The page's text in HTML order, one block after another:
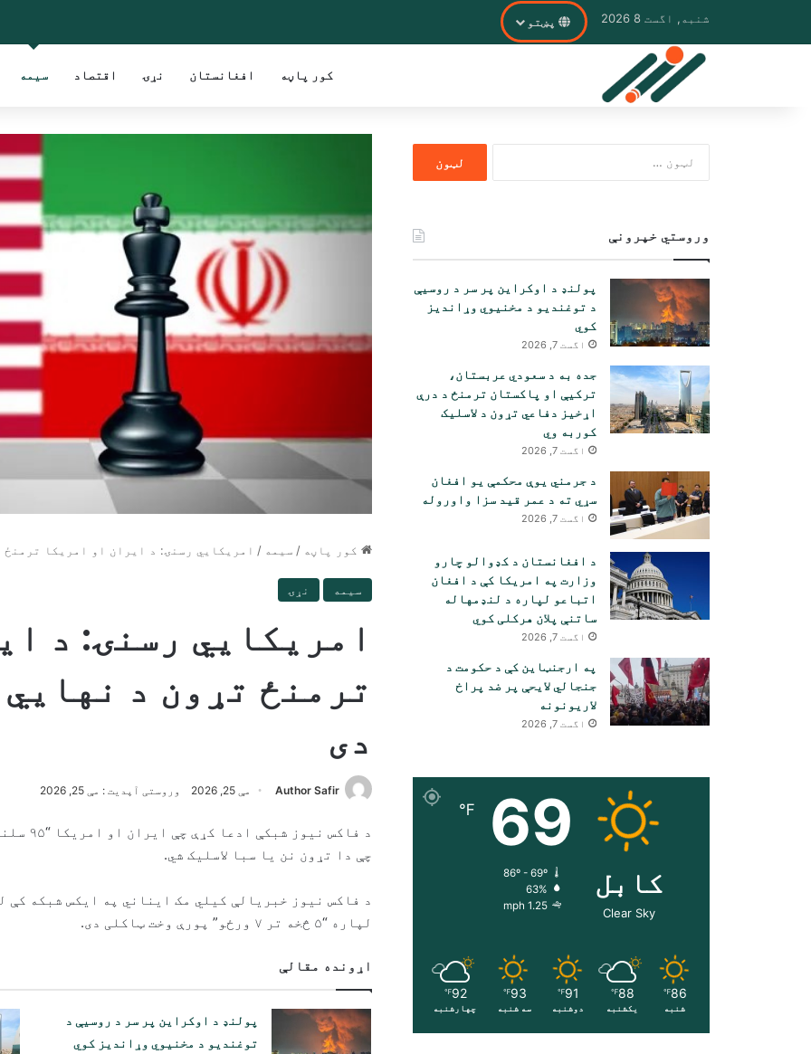
شنبه, اگست 8 2026 پښتو
کور پاڼه افغانستان نړۍ اقتصاد سیمه
کور پاڼه / سیمه / امریکایي رسنۍ: د ایران او امریکا
سیمه نړۍ
امریکایي رسنۍ: د
ترمنځ تړون د
دی
Author Safir مې 25, 2026 وروستی آپدیت : مې 25, 2026
د فاکس
چې دا تړون نن یا سبا لاسلیک شي.
د فاکس نیوز خبریالې کیلي مک ایناني په ایکس شبکه کې
لپاره “۵ څخه تر ۷ ورځو” پورې وخت ټاکلی دی.
اړونده مقالې
پولنډ د اوکراین پر سر د روسیې د
توغندیو د مخنیوي وړاندیز کوي
لپاره
وروستي خپرونې
پولنډ د اوکراین پر سر د روسیې
د توغندیو د مخنیوي وړاندیز
کوي
اگست 7, 2026
جده به د سعودي عربستان،
ترکیې او پاکستان ترمنځ د درې
اړخیز دفاعي تړون د لاسلیک
کوربه وي
اگست 7, 2026
د جرمني یوې محکمې یو افغان
سړي ته د عمر قید سزا واوروله
اگست 7, 2026
د افغانستان د کډوالو چارو
وزارت په امریکا کې د افغان
اتباعو لپاره د لنډمهاله
ساتنې پلان هرکلی کوي
اگست 7, 2026
په ارجنټاین کې د حکومت د
جنجالي لایحې پر ضد پراخ
لاریونونه
اگست 7, 2026
کابل
Clear Sky
69
℉
86º - 69º
63%
1.25 mph
86
℉
شنبه
88
℉
یکشنبه
91
℉
دوشنبه
93
℉
سه شنبه
92
℉
چهارشنبه